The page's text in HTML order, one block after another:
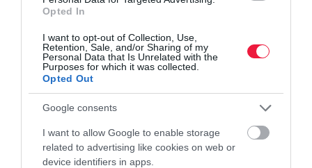
Opted In
I want to opt-out of Collection, Use,
Retention, Sale, and/or Sharing of my
Personal Data that Is Unrelated with the
Purposes for which it was collected.
Opted Out
Google consents
I want to allow Google to enable storage
related to advertising like cookies on web or
device identifiers in apps.
youtube ai mesterséges intelligencia